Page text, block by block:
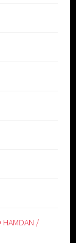
HAMDAN /